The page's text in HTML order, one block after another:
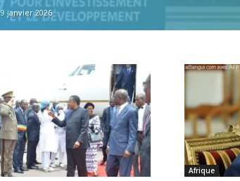
9 janvier 2026
Afrique